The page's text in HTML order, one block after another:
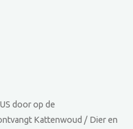
door op de
Kattenwoud / Dier en